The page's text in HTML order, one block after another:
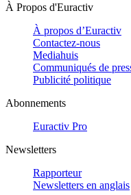
À Propos d'Euractiv
À propos d’Euractiv
Contactez-nous
Mediahuis
Communiqués de
Publicité politique
Abonnements
Euractiv Pro
Newsletters
Rapporteur
Newsletters en anglais